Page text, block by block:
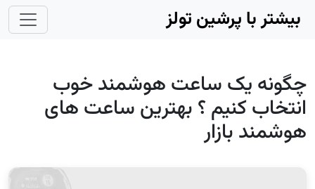
Skip to main content
بیشتر با پرشین تولز
چگونه یک ساعت هوشمند خوب
انتخاب کنیم ؟ بهترین ساعت های
هوشمند بازار